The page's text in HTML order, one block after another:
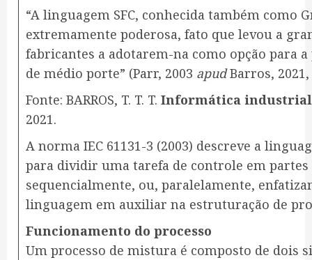
“A linguagem SFC, conhecida também como
extremamente poderosa, fato que levou a
fabricantes a adotarem-na como opção para a
de médio porte” (Parr, 2003 apudBarros, 2021,
Fonte: BARROS, T. T. T. Informática industrial
2021.
A norma IEC 61131-3 (2003) descreve a
para dividir uma tarefa de controle em partes
sequencialmente, ou, paralelamente,
linguagem em auxiliar na estruturação de
Funcionamento do processo
Um processo de mistura é composto de dois